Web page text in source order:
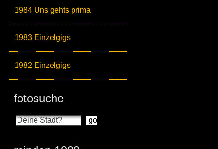
1984 Uns gehts prima
1983 Einzelgigs
1982 Einzelgigs
fotosuche